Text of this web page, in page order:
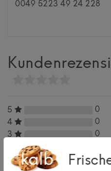
0049 5223 49 24 228
5
0
4
0
3
0
1
0